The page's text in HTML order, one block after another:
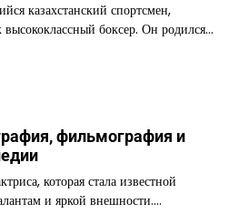
казахстанский спортсмен,
боксер. Он родился…
фильмография и
которая стала известной
и яркой внешности.…